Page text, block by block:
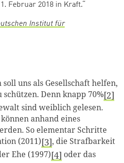
Februar 2018 in Kraft.“
Institut für
uns als Gesellschaft helfen,
Denn knapp 70% 2
sind weiblich gelesen.
anhand eines
. So elementar Schritte
(2011) 3 , die Strafbarkeit
Ehe (1997) 4 oder das